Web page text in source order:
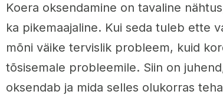
Koera oksendamine on tavaline
ka pikemaajaline. Kui seda tuleb ette
mõni väike tervislik probleem, kuid
tõsisemale probleemile. Siin on
oksendab ja mida selles olukorras